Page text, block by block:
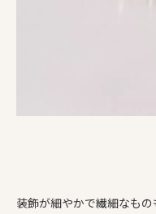
装飾が細やかで繊細なもの